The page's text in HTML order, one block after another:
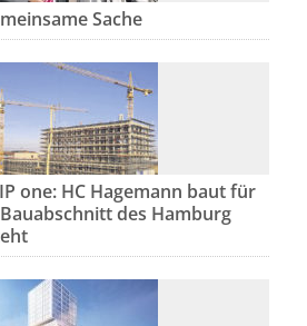
Sache
one: HC Hagemann baut für
des Hamburg